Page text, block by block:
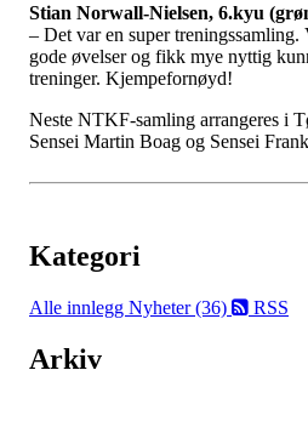
Stian Norwall-Nielsen, 6.kyu
– Det var en super
gode øvelser og fikk mye nyttig
treninger. Kjempefornøyd!
Neste NTKF-samling arrangeres i
Sensei Martin Boag og Sensei
Kategori
Alle innlegg Nyheter (36) RSS
Arkiv